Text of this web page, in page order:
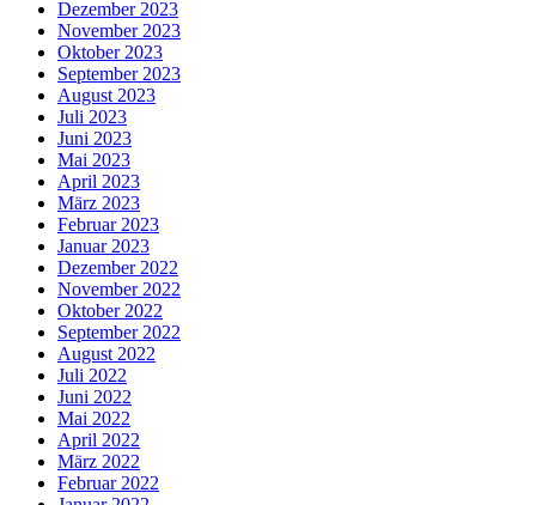
Dezember 2023
November 2023
Oktober 2023
September 2023
August 2023
Juli 2023
Juni 2023
Mai 2023
April 2023
März 2023
Februar 2023
Januar 2023
Dezember 2022
November 2022
Oktober 2022
September 2022
August 2022
Juli 2022
Juni 2022
Mai 2022
April 2022
März 2022
Februar 2022